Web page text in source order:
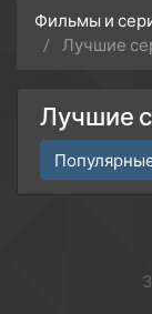
Фильмы и
Лучшие
Лучшие